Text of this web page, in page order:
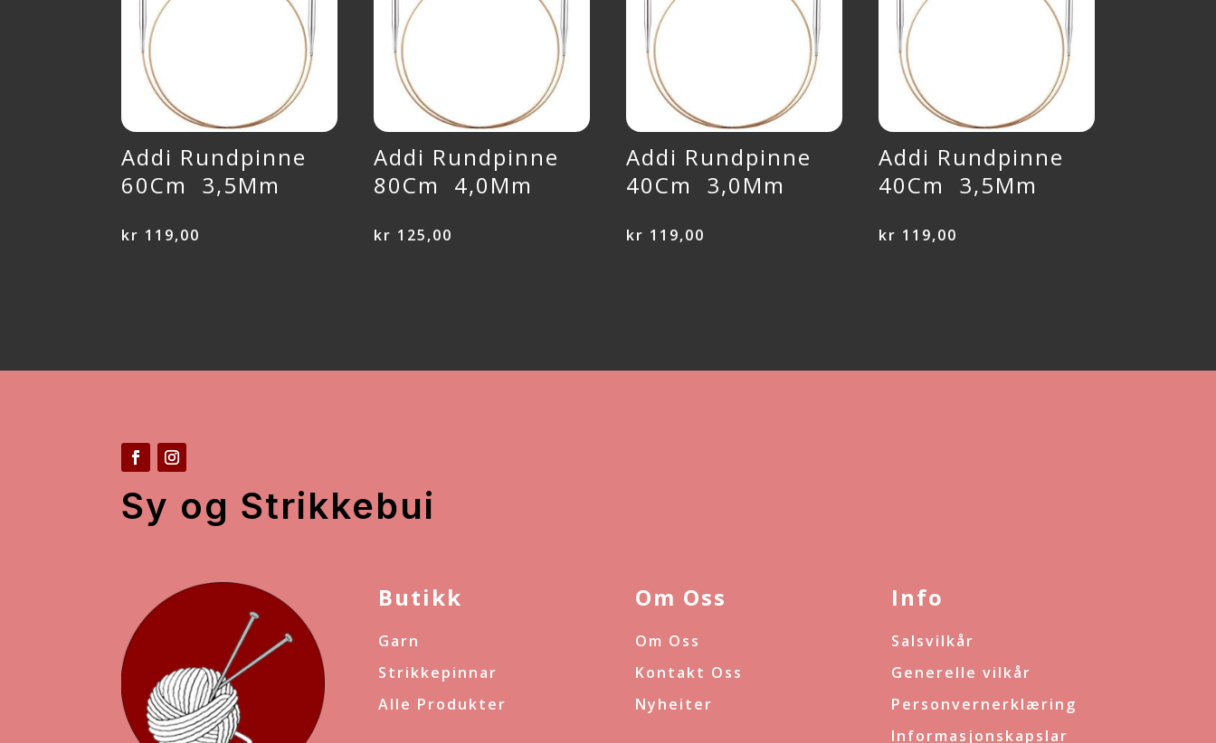
Addi Rundpinne
60Cm 3,5Mm
kr 119,00
Addi Rundpinne
80Cm 4,0Mm
kr 125,00
Addi Rundpinne
40Cm 3,0Mm
kr 119,00
Addi Rundpinne
40Cm 3,5Mm
kr 119,00
Sy og Strikkebui
Butikk
Garn
Strikkepinnar
Alle Produkter
Om Oss
Om Oss
Kontakt Oss
Nyheiter
Info
Salsvilkår
Generelle vilkår
Personvernerklæring
Informasjonskapslar